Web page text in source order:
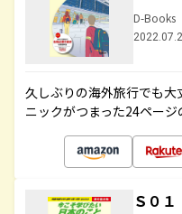
D-Books
久しぶりの海外旅行でも
ニックがつまった24ペー
Ｓ０